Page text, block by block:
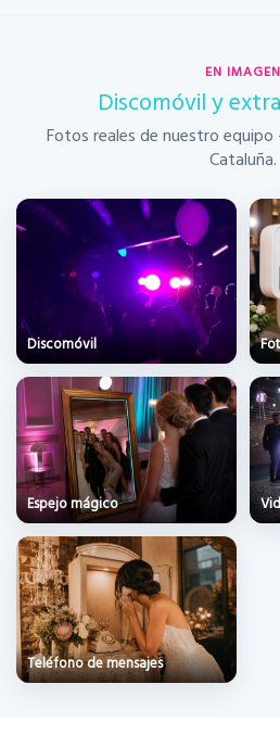
EN IMAGEN
Discomóvil y
Fotos reales de nuestro
Cataluña.
Discomóvil
Espejo mágico
Teléfono de mensajes